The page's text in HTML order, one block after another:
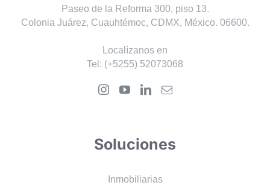
Paseo de la Reforma 300, piso 13.
Colonia Juárez, Cuauhtémoc, CDMX, México. 06600.
Localízanos en
Tel: (+5255) 52073068
Soluciones
Inmobiliarias